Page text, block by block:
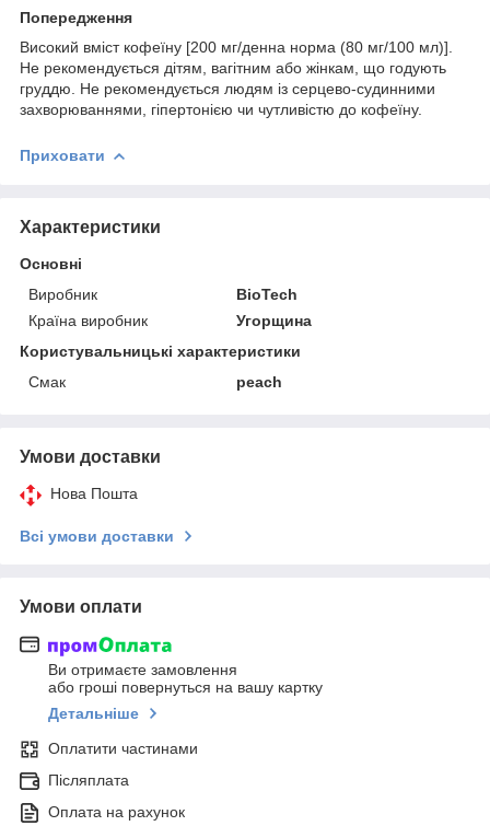
Попередження
Високий вміст кофеїну [200 мг/денна норма (80 мг/100 мл)].
Не рекомендується дітям, вагітним або жінкам, що годують
груддю. Не рекомендується людям із серцево-судинними
захворюваннями, гіпертонією чи чутливістю до кофеїну.
Приховати
Характеристики
Основні
Виробник
BioTech
Країна виробник
Угорщина
Користувальницькі характеристики
Смак
peach
Умови доставки
Нова Пошта
Всі умови доставки
Умови оплати
Ви отримаєте замовлення
або гроші повернуться на вашу картку
Детальніше
Оплатити частинами
Післяплата
Оплата на рахунок